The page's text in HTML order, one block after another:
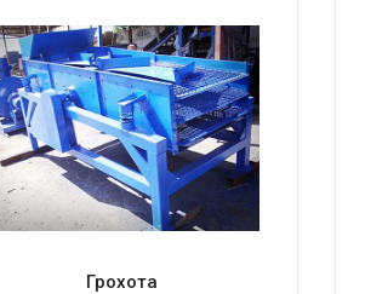
Грохота